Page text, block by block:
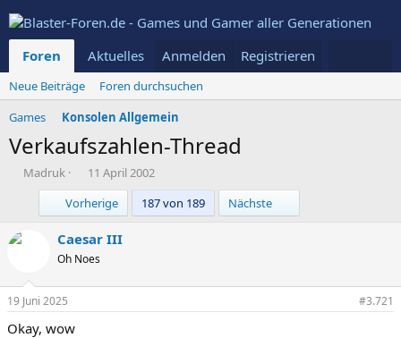
Foren Aktuelles Mitglieder
Anmelden Registrieren
Neue Beiträge
Foren durchsuchen
Games
Konsolen Allgemein
Verkaufszahlen-Thread
E
e
r
Madruk
E
r
s
t
e
l
t
m
11 April 2002
Vorherige 187 von 189 Nächste
Caesar III
Oh Noes
19 Juni 2025 #3.721
Okay, wow